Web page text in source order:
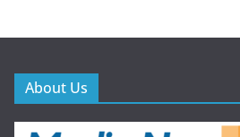
About Us